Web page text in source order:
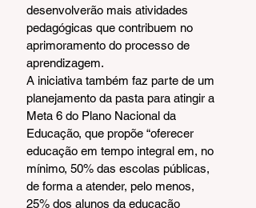
desenvolverão mais atividades
pedagógicas que contribuem no
aprimoramento do processo de
aprendizagem.
A iniciativa também faz parte de um
planejamento da pasta para atingir a
Meta 6 do Plano Nacional da
Educação, que propõe “oferecer
educação em tempo integral em, no
mínimo, 50% das escolas públicas,
de forma a atender, pelo menos,
25% dos alunos da educação